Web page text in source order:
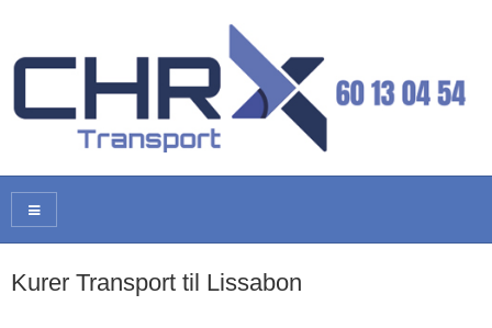
Kurer Transport til Lissabon